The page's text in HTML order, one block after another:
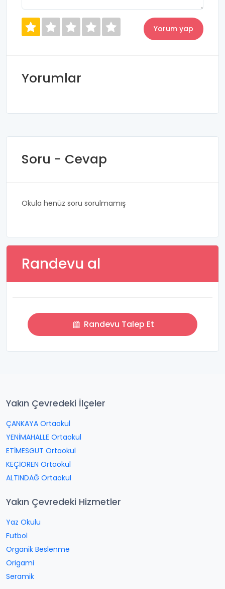
Yorumlar
Soru - Cevap
Okula henüz soru sorulmamış
Randevu al
Randevu Talep Et
Yakın Çevredeki İlçeler
ÇANKAYA Ortaokul
YENİMAHALLE Ortaokul
ETİMESGUT Ortaokul
KEÇİÖREN Ortaokul
ALTINDAĞ Ortaokul
Yakın Çevredeki Hizmetler
Yaz Okulu
Futbol
Organik Beslenme
Origami
Seramik